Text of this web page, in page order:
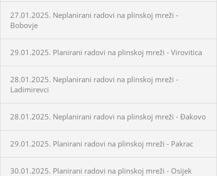
27.01.2025. Neplanirani radovi na plinskoj mreži -
Bobovje
29.01.2025. Planirani radovi na plinskoj mreži - Virovitica
28.01.2025. Neplanirani radovi na plinskoj mreži -
Ladimirevci
28.01.2025. Neplanirani radovi na plinskoj mreži - Đakovo
29.01.2025. Planirani radovi na plinskoj mreži - Pakrac
30.01.2025. Planirani radovi na plinskoj mreži - Osijek